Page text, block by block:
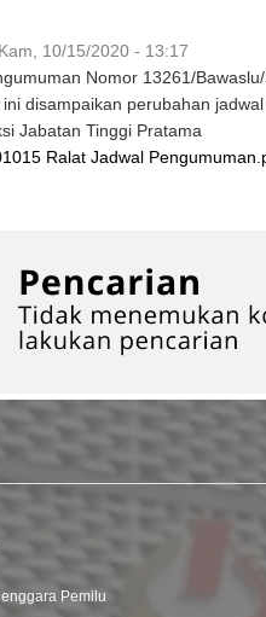
Kam, 10/15/2020 - 13:17
Nomor 13261/
disampaikan perubahan
Jabatan Tinggi Pratama
Ralat Jadwal
Pemilu